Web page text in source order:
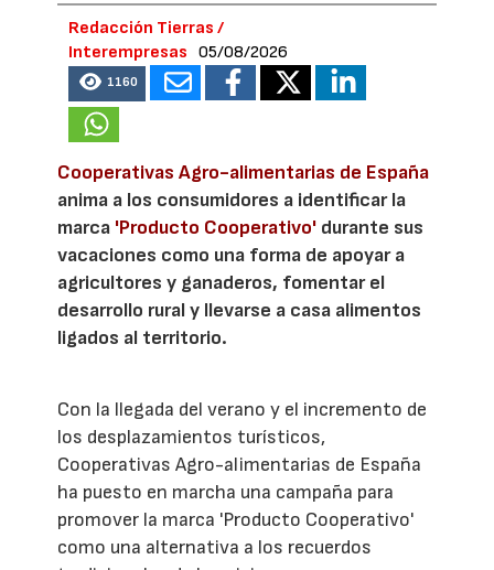
Redacción Tierras /
Interempresas
05/08/2026
1160
Cooperativas Agro-alimentarias de España
anima a los consumidores a identificar la
marca 'Producto Cooperativo' durante sus
vacaciones como una forma de apoyar a
agricultores y ganaderos, fomentar el
desarrollo rural y llevarse a casa alimentos
ligados al territorio.
Con la llegada del verano y el incremento de
los desplazamientos turísticos,
Cooperativas Agro-alimentarias de España
ha puesto en marcha una campaña para
promover la marca 'Producto Cooperativo'
como una alternativa a los recuerdos